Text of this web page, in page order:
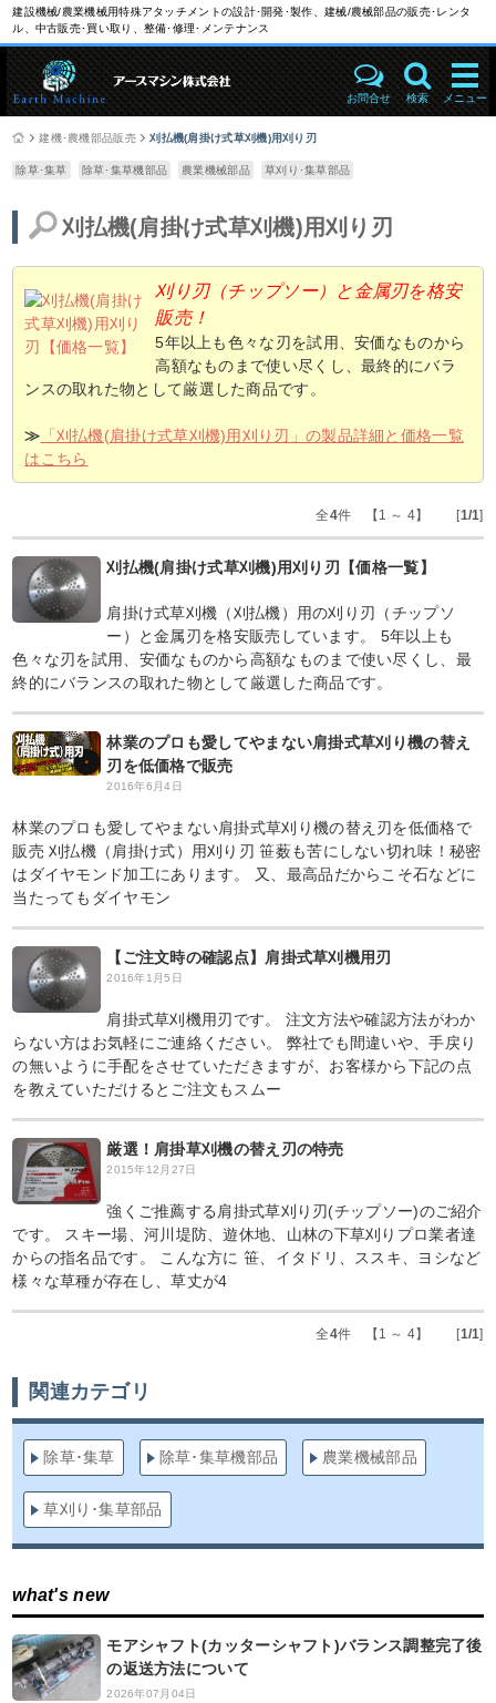
建設機械/農業機械用特殊アタッチメントの設計･開発･製作、建械/農械部品の販売･レンタ
ル、中古販売･買い取り、整備･修理･メンテナンス
お問合せ 検索 メニュー
建機･農機部品販売 刈払機(肩掛け式草刈機)用刈り刃
除草･集草 除草･集草機部品 農業機械部品 草刈り･集草部品
刈払機(肩掛け式草刈機)用刈り刃
刈り刃（チップソー）と金属刃を格安
販売！
5年以上も色々な刃を試用、安価なものから
高額なものまで使い尽くし、最終的にバラ
ンスの取れた物として厳選した商品です。
≫ 「刈払機(肩掛け式草刈機)用刈り刃」の製品詳細と価格一覧
はこちら
全4件 【1 ～ 4】 [1/1]
刈払機(肩掛け式草刈機)用刈り刃【価格一覧】
肩掛け式草刈機（刈払機）用の刈り刃（チップソ
ー）と金属刃を格安販売しています。 5年以上も
色々な刃を試用、安価なものから高額なものまで使い尽くし、最
終的にバランスの取れた物として厳選した商品です。
林業のプロも愛してやまない肩掛式草刈り機の替え
刃を低価格で販売
2016年6月4日
林業のプロも愛してやまない肩掛式草刈り機の替え刃を低価格で
販売 刈払機（肩掛け式）用刈り刃 笹薮も苦にしない切れ味！秘密
はダイヤモンド加工にあります。 又、最高品だからこそ石などに
当たってもダイヤモン
【ご注文時の確認点】肩掛式草刈機用刃
2016年1月5日
肩掛式草刈機用刃です。 注文方法や確認方法がわか
らない方はお気軽にご連絡ください。 弊社でも間違いや、手戻り
の無いように手配をさせていただきますが、お客様から下記の点
を教えていただけるとご注文もスムー
厳選！肩掛草刈機の替え刃の特売
2015年12月27日
強くご推薦する肩掛式草刈り刃(チップソー)のご紹介
です。 スキー場、河川堤防、遊休地、山林の下草刈りプロ業者達
からの指名品です。 こんな方に 笹、イタドリ、ススキ、ヨシなど
様々な草種が存在し、草丈が4
全4件 【1 ～ 4】 [1/1]
関連カテゴリ
除草･集草 除草･集草機部品 農業機械部品
草刈り･集草部品
what's new
モアシャフト(カッターシャフト)バランス調整完了後
の返送方法について
2026年07月04日